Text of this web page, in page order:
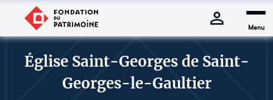
Menu
Église Saint-Georges de Saint-
Georges-le-Gaultier